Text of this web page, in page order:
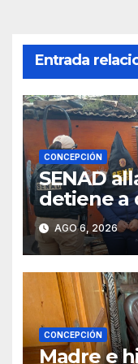
Entrada
CONCEPCIÓN
SENAD
detiene a
presunto
AGO 6, 2026
CONCEPCIÓN
Madre e